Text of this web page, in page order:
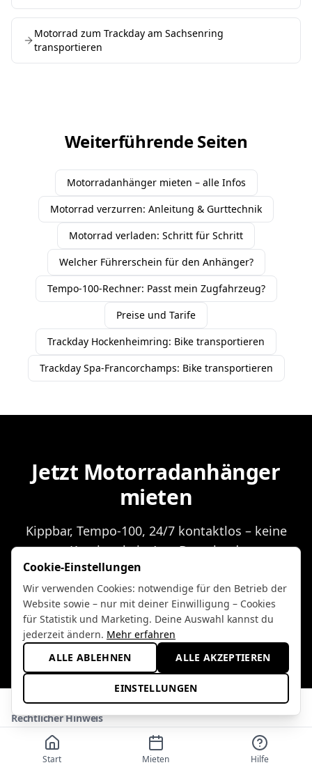
Motorrad zum Trackday am Sachsenring
transportieren
Weiterführende Seiten
Motorradanhänger mieten – alle Infos
Motorrad verzurren: Anleitung & Gurttechnik
Motorrad verladen: Schritt für Schritt
Welcher Führerschein für den Anhänger?
Tempo-100-Rechner: Passt mein Zugfahrzeug?
Preise und Tarife
Trackday Hockenheimring: Bike transportieren
Trackday Spa-Francorchamps: Bike transportieren
Jetzt Motorradanhänger
mieten
Kippbar, Tempo-100, 24/7 kontaktlos – keine
Kaution, kein App-Download.
VERFÜGBARKEIT PRÜFEN
ALLE INFOS ZUM ANHÄNGER
Rechtlicher Hinweis
Wir recherchieren die Inhalte unserer Ratgeber sorgfältig und nach
bestem Wissen. Angaben zu Terminen, Veranstaltern, Zufahrten,
Lärmgrenzen, gesetzlichen Vorschriften, Distanzen und Preisen können
Start Mieten Hilfe
Cookie-Einstellungen
Wir verwenden Cookies: notwendige für den Betrieb der
Website sowie – nur mit deiner Einwilligung – Cookies
für Statistik und Marketing. Deine Auswahl kannst du
jederzeit ändern. Mehr erfahren
ALLE ABLEHNEN
ALLE AKZEPTIEREN
EINSTELLUNGEN